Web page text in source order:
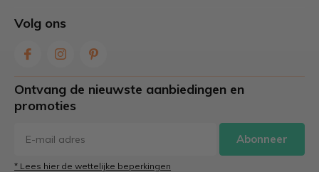
Volg ons
Ontvang de nieuwste aanbiedingen en
promoties
Abonneer
* Lees hier de wettelijke beperkingen